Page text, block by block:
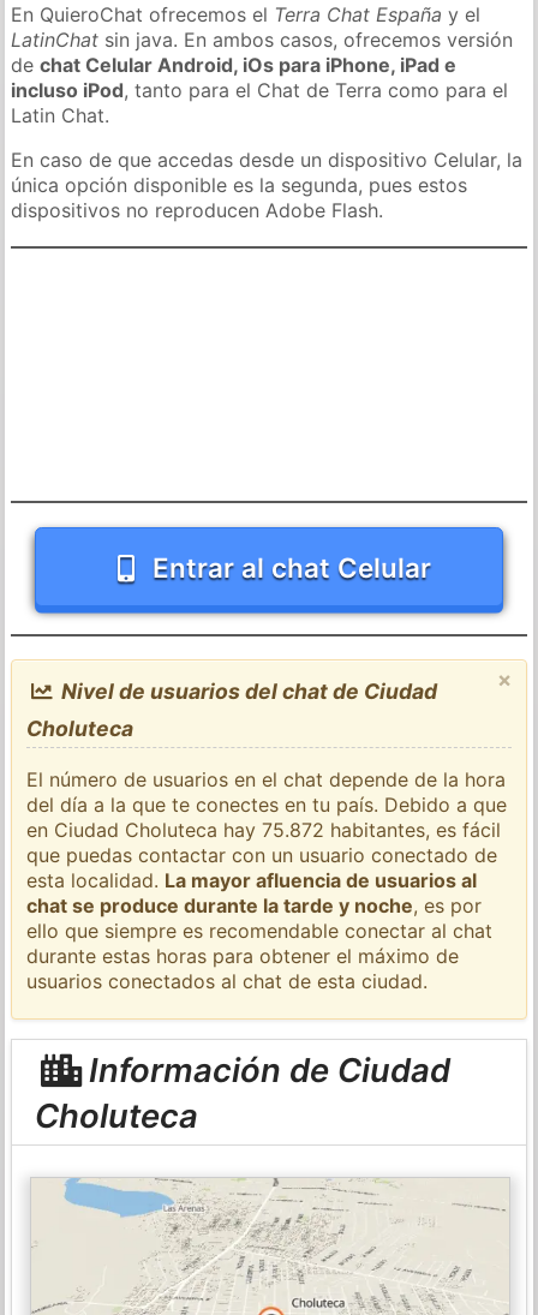
En QuieroChat ofrecemos el Terra Chat España y el
LatinChat sin java. En ambos casos, ofrecemos versión
dechat Celular Android, iOs para iPhone, iPad e
incluso iPod, tanto para el Chat de Terra como para el
Latin Chat.
En caso de que accedas desde un dispositivo Celular, la
única opción disponible es la segunda, pues estos
dispositivos no reproducen Adobe Flash.
Entrar al chat Celular
×
Nivel de usuarios del chat de Ciudad
Choluteca
El número de usuarios en el chat depende de la hora
del día a la que te conectes en tu país. Debido a que
en Ciudad Choluteca hay 75.872 habitantes, es fácil
que puedas contactar con un usuario conectado de
esta localidad. La mayor afluencia de usuarios al
chat se produce durante la tarde y noche, es por
ello que siempre es recomendable conectar al chat
durante estas horas para obtener el máximo de
usuarios conectados al chat de esta ciudad.
Información de Ciudad
Choluteca